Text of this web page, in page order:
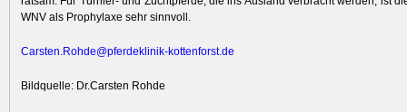
WNV als Prophylaxe sehr sinnvoll.
Carsten.Rohde@pferdeklinik-kottenforst.de
Bildquelle: Dr.Carsten Rohde